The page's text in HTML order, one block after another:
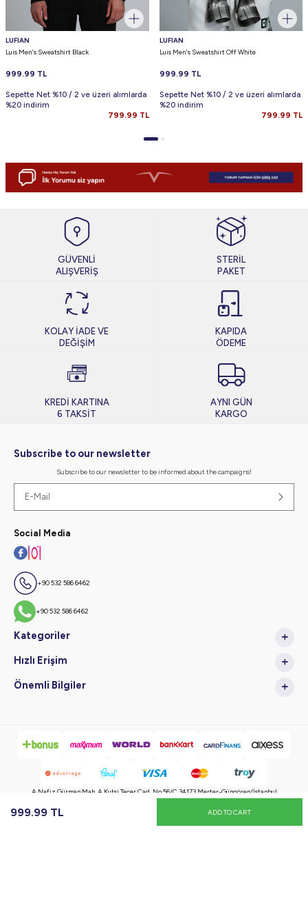
999.99 TL ADD TO CART
LUFIAN
Luis Men's Sweatshirt Black
999.99 TL
Sepette Net %10 / 2 ve üzeri alımlarda
%20 indirim
799.99 TL
LUFIAN
Luis Men's Sweatshirt Off White
999.99 TL
Sepette Net %10 / 2 ve üzeri alımlarda
%20 indirim
799.99 TL
GÜVENLİ
ALIŞVERİŞ
STERİL
PAKET
KOLAY İADE VE
DEĞİŞİM
KAPIDA
ÖDEME
KREDİ KARTINA
6 TAKSİT
AYNI GÜN
KARGO
Subscribe to our newsletter
Subscribe to our newsletter to be informed about the campaigns!
Social Media
+90 532 586 6462
+90 532 586 6462
Kategoriler
Hızlı Erişim
Önemli Bilgiler
A.Nafiz Gürman Mah. A.Kutsi Tecer Cad. No:56/C 34173 Merter-Güngören/İstanbul